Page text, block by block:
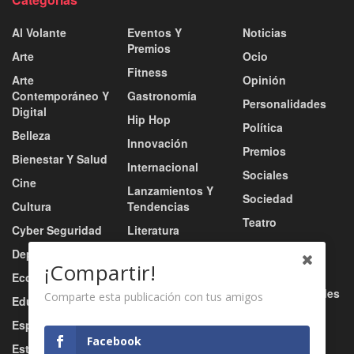
Al Volante
Arte
Arte
Contemporáneo Y
Digital
Belleza
Bienestar Y Salud
Cine
Cultura
Cyber Seguridad
Deportes
Economía
Educación
Esports
Estilo De Vida
Eventos Y
Premios
Fitness
Gastronomía
Hip Hop
Innovación
Internacional
Lanzamientos Y
Tendencias
Literatura
Música
Música Urbana
Nacional
Negocio
Noticias
Ocio
Opinión
Personalidades
Política
Premios
Sociales
Sociedad
Teatro
Tecnología
Tv / Radio / Redes
¡Compartir!
Comparte esta publicación con tus amigos
Facebook